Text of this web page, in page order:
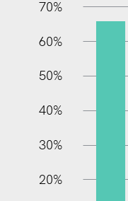
10%
70%
60%
50%
40%
30%
20%